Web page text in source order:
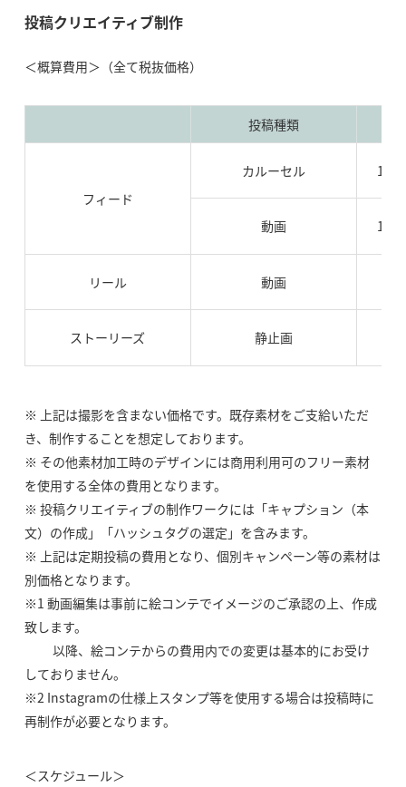
投稿クリエイティブ制作
＜概算費用＞（全て税抜価格）
投稿種類
フィード
カルーセル
動画
リール 動画
ストーリーズ 静止画
※ 上記は撮影を含まない価格です。既存素材をご支給いただ
き、制作することを想定しております。
※ その他素材加工時のデザインには商用利用可のフリー素材
を使用する全体の費用となります。
※ 投稿クリエイティブの制作ワークには「キャプション（本
文）の作成」「ハッシュタグの選定」を含みます。
※ 上記は定期投稿の費用となり、個別キャンペーン等の素材は
別価格となります。
※1 動画編集は事前に絵コンテでイメージのご承認の上、作成
致します。
以降、絵コンテからの費用内での変更は基本的にお受け
しておりません。
※2 Instagramの仕様上スタンプ等を使用する場合は投稿時に
再制作が必要となります。
＜スケジュール＞